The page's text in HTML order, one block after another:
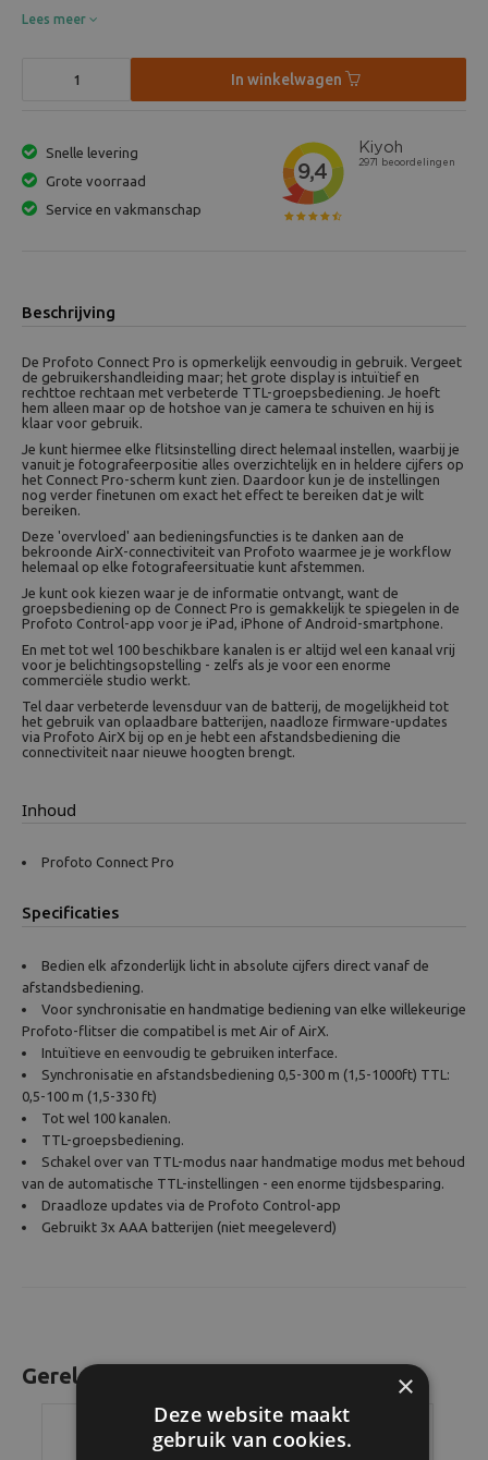
Lees meer
In winkelwagen
Snelle levering
Grote voorraad
Service en vakmanschap
Beschrijving
De Profoto Connect Pro is opmerkelijk eenvoudig in gebruik. Vergeet
de gebruikershandleiding maar; het grote display is intuïtief en
rechttoe rechtaan met verbeterde TTL-groepsbediening. Je hoeft
hem alleen maar op de hotshoe van je camera te schuiven en hij is
klaar voor gebruik.
Je kunt hiermee elke flitsinstelling direct helemaal instellen, waarbij je
vanuit je fotografeerpositie alles overzichtelijk en in heldere cijfers op
het Connect Pro-scherm kunt zien. Daardoor kun je de instellingen
nog verder finetunen om exact het effect te bereiken dat je wilt
bereiken.
Deze 'overvloed' aan bedieningsfuncties is te danken aan de
bekroonde AirX-connectiviteit van Profoto waarmee je je workflow
helemaal op elke fotografeersituatie kunt afstemmen.
Je kunt ook kiezen waar je de informatie ontvangt, want de
groepsbediening op de Connect Pro is gemakkelijk te spiegelen in de
Profoto Control-app voor je iPad, iPhone of Android-smartphone.
En met tot wel 100 beschikbare kanalen is er altijd wel een kanaal vrij
voor je belichtingsopstelling - zelfs als je voor een enorme
commerciële studio werkt.
Tel daar verbeterde levensduur van de batterij, de mogelijkheid tot
het gebruik van oplaadbare batterijen, naadloze firmware-updates
via Profoto AirX bij op en je hebt een afstandsbediening die
connectiviteit naar nieuwe hoogten brengt.
Inhoud
Profoto Connect Pro
Specificaties
Bedien elk afzonderlijk licht in absolute cijfers direct vanaf de
afstandsbediening.
Voor synchronisatie en handmatige bediening van elke willekeurige
Profoto-flitser die compatibel is met Air of AirX.
Intuïtieve en eenvoudig te gebruiken interface.
Synchronisatie en afstandsbediening 0,5-300 m (1,5-1000ft) TTL:
0,5-100 m (1,5-330 ft)
Tot wel 100 kanalen.
TTL-groepsbediening.
Schakel over van TTL-modus naar handmatige modus met behoud
van de automatische TTL-instellingen - een enorme tijdsbesparing.
Draadloze updates via de Profoto Control-app
Gebruikt 3x AAA batterijen (niet meegeleverd)
Gerelateerde producten ×
Deze website maakt
gebruik van cookies.